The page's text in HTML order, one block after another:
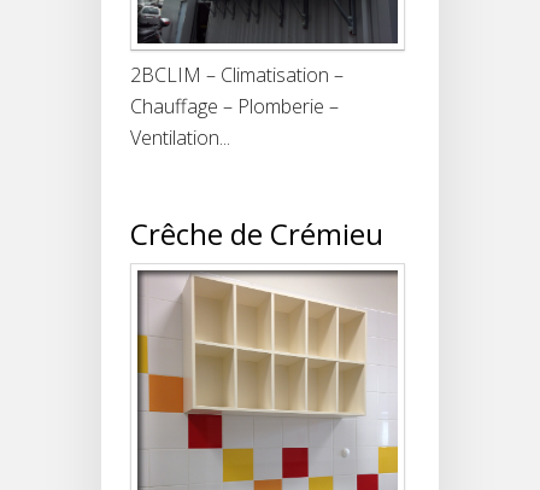
2BCLIM – Climatisation –
Chauffage – Plomberie –
Ventilation...
Crêche de Crémieu